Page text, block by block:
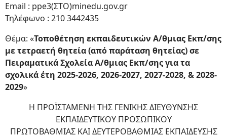
Email : ppe3(ΣΤΟ)minedu.gov.gr
Τηλέφωνο : 210 3442435
Θέμα: «Τοποθέτηση εκπαιδευτικών Α/θμιας Εκπ/σης
με τετραετή θητεία (από παράταση θητείας) σε
Πειραματικά Σχολεία Α/θμιας Εκπ/σης για τα
σχολικά έτη 2025-2026, 2026-2027, 2027-2028, & 2028-
2029»
Η ΠΡΟΪΣΤΑΜΕΝΗ ΤΗΣ ΓΕΝΙΚΗΣ ΔΙΕΥΘΥΝΣΗΣ
ΕΚΠΑΙΔΕΥΤΙΚΟΥ ΠΡΟΣΩΠΙΚΟΥ
ΠΡΩΤΟΒΑΘΜΙΑΣ ΚΑΙ ΔΕΥΤΕΡΟΒΑΘΜΙΑΣ ΕΚΠΑΙΔΕΥΣΗΣ